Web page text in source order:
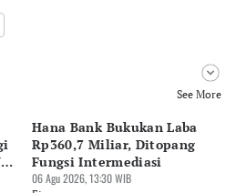
See More
Hana Bank Bukukan Laba
Rp360,7 Miliar, Ditopang
Fungsi Intermediasi
06 Agu 2026, 13:30 WIB